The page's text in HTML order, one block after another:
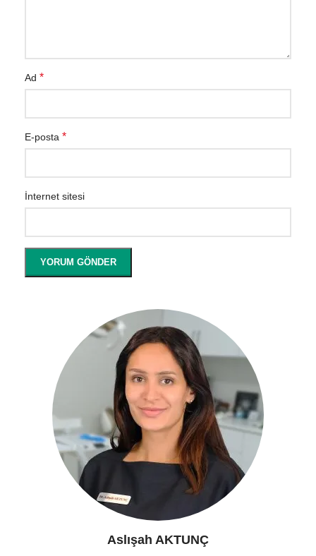
Aslışah AKTUNÇ
Ad *
E-posta *
İnternet sitesi